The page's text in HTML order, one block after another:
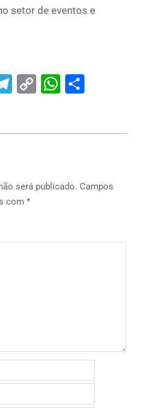
setor de eventos e
Telegram
Copy
será publicado. Campos
com *